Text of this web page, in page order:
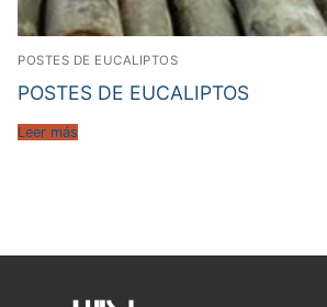
POSTES DE EUCALIPTOS
POSTES DE EUCALIPTOS
Leer más